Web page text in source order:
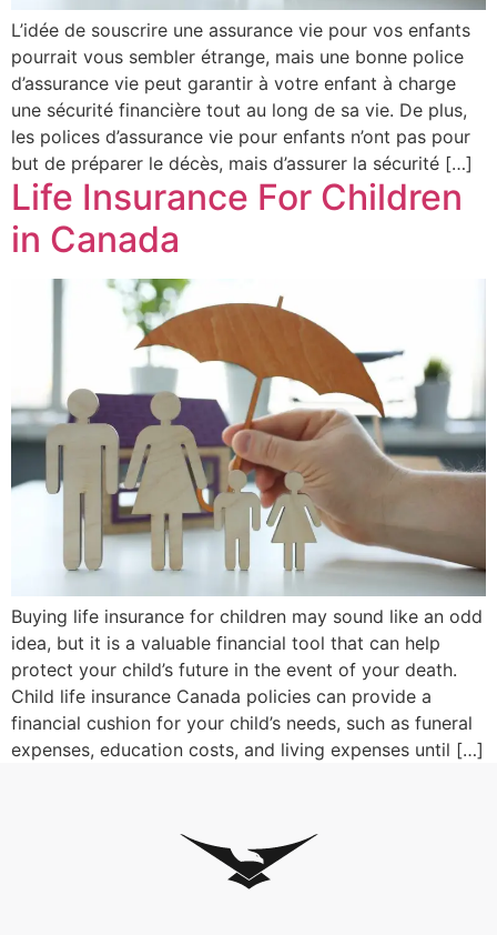
L’idée de souscrire une assurance vie pour vos enfants
pourrait vous sembler étrange, mais une bonne police
d’assurance vie peut garantir à votre enfant à charge
une sécurité financière tout au long de sa vie. De plus,
les polices d’assurance vie pour enfants n’ont pas pour
but de préparer le décès, mais d’assurer la sécurité […]
Life Insurance For Children
in Canada
Buying life insurance for children may sound like an odd
idea, but it is a valuable financial tool that can help
protect your child’s future in the event of your death.
Child life insurance Canada policies can provide a
financial cushion for your child’s needs, such as funeral
expenses, education costs, and living expenses until […]